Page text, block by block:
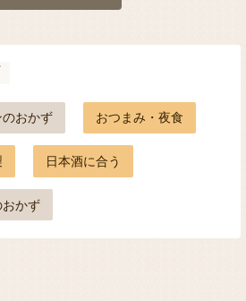
のおかず おつまみ・夜食
日本酒に合う
かず